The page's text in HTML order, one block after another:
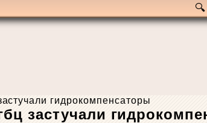
гидрокомпенсаторы
застучали